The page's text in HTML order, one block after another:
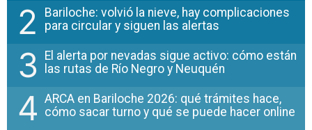
2
Bariloche: volvió la nieve, hay complicaciones
para circular y siguen las alertas
3 El alerta por nevadas sigue activo: cómo están
las rutas de Río Negro y Neuquén
4 ARCA en Bariloche 2026: qué trámites hace,
cómo sacar turno y qué se puede hacer online